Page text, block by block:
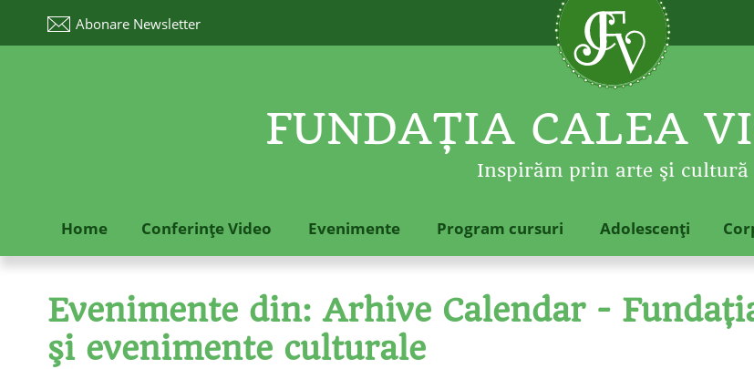
Abonare Newsletter
FUNDAŢIA CALEA
Inspirăm prin arte şi cultură
Home Conferinţe Video Evenimente Program cursuri Adolescenţi
Evenimente din: Arhive Calendar -
şi evenimente culturale